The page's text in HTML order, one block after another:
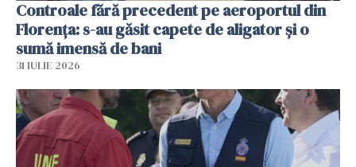
Controale fără precedent pe aeroportul din
Florența: s-au găsit capete de aligator și o
sumă imensă de bani
31 IULIE 2026